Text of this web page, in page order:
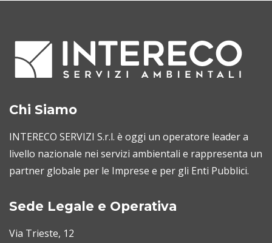
Chi Siamo
INTERECO SERVIZI S.r.l. è oggi un operatore leader a
livello nazionale nei servizi ambientali e rappresenta un
partner globale per le Imprese e per gli Enti Pubblici.
Sede Legale e Operativa
Via Trieste, 12